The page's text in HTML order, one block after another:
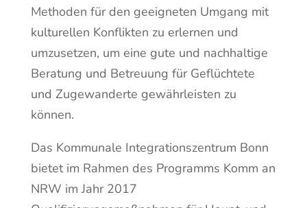
Methoden für den geeigneten Umgang mit
kulturellen Konflikten zu erlernen und
umzusetzen, um eine gute und nachhaltige
Beratung und Betreuung für Geflüchtete
und Zugewanderte gewährleisten zu
können.
Das Kommunale Integrationszentrum Bonn
bietet im Rahmen des Programms Komm an
NRW im Jahr 2017